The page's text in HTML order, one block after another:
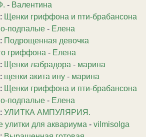
- Валентина
Щенки гриффона и пти-брабансона
подпалые - Елена
Подрощенная девочка
гриффона - Елена
Щенки лабрадора - марина
щенки акита ину - марина
Щенки гриффона и пти-брабансона
подпалые - Елена
УЛИТКА АМПУЛЯРИЯ.
улитки для аквариума - vilmisolga